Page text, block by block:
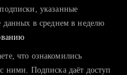
и вручную поднимаете
и оценить шансы
указанные
данных в среднем в неделю
что ознакомились
ними. Подписка даёт доступ